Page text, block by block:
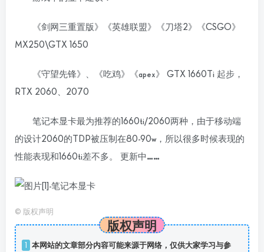
《剑网三重置版》《英雄联盟》《刀塔2》《CSGO》
MX250\GTX 1650
《守望先锋》、《吃鸡》《apex》 GTX 1660Ti 起步，
RTX 2060、2070
笔记本显卡最为推荐的1660ti/2060两种，由于移动端
的设计2060的TDP被压制在80-90w，所以很多时候表现的
性能表现和1660ti差不多。 更新中……
© 版权声明
版权声明
1 本网站的文章部分内容可能来源于网络，仅供大家学习与参